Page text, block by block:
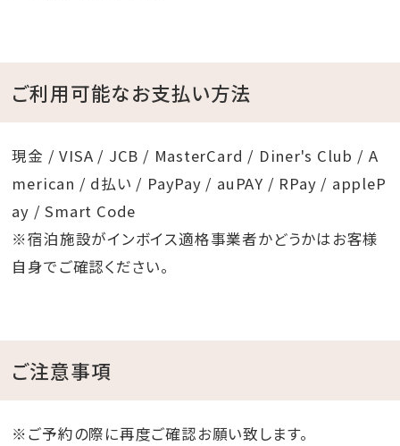
□開催期間：2026年5月1日(金)～8月31日(月)
□開催時間：17:30 ～ 22:00 (最終入園21:30)
※天候等によってはイベントが中止になる場合もござい
ます。ご了承くださいませ。
通常、小学生以上は入園有料（大人1800円、中高生700
円、小学生600円）ですが・・・
なんと！上記イベント開催期間中にホテルむら咲むらに
※当ホテルにご宿泊のお客様は、上記イベントにも入場
※開催日程・内容が変更になる場合もございます。ご了
ご利用可能なお支払い方法
現金 / VISA / JCB / MasterCard / Diner's Club / A
merican / d払い / PayPay / auPAY / RPay / appleP
ay / Smart Code
※宿泊施設がインボイス適格事業者かどうかはお客様
自身でご確認ください。
ご注意事項
※ご予約の際に再度ご確認お願い致します。